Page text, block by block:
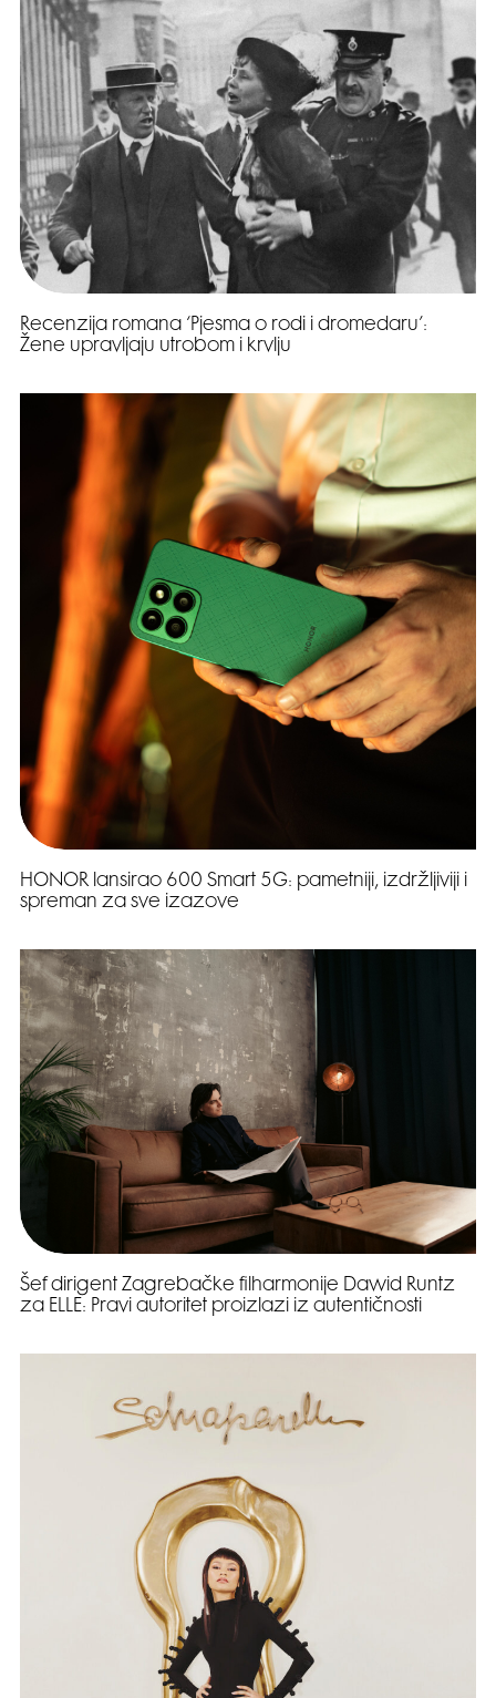
Recenzija romana ‘Pjesma o rodi i dromedaru’:
Žene upravljaju utrobom i krvlju
HONOR lansirao 600 Smart 5G: pametniji, izdržljiviji i
spreman za sve izazove
Šef dirigent Zagrebačke filharmonije Dawid Runtz
za ELLE: Pravi autoritet proizlazi iz autentičnosti